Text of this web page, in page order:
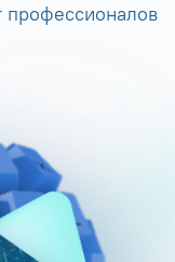
профессионалов